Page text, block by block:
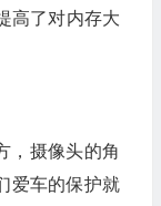
高了对内存大
，摄像头的角
爱车的保护就